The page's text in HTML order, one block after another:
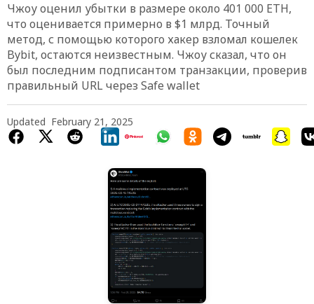
Chia
-6.39%
Чжоу оценил убытки в размере около 401 000 ETH,
что оценивается примерно в $1 млрд. Точный
метод, с помощью которого хакер взломал кошелек
Bybit, остаются неизвестным. Чжоу сказал, что он
был последним подписантом транзакции, проверив
правильный URL через Safe wallet
Updated February 21, 2025